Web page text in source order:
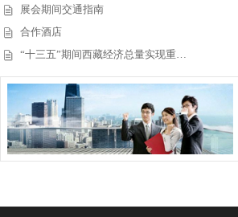
展会期间交通指南
合作酒店
“十三五”期间西藏经济总量实现重…